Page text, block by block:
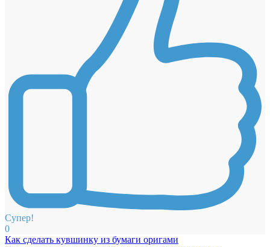
Супер!
0
Как сделать кувшинку из бумаги оригами